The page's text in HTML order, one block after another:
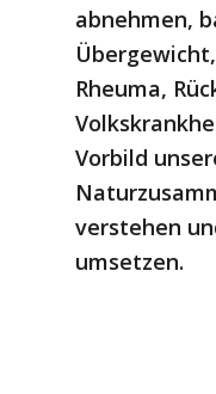
abnehmen,
Rheuma,
Vorbild
verstehen
umsetzen.